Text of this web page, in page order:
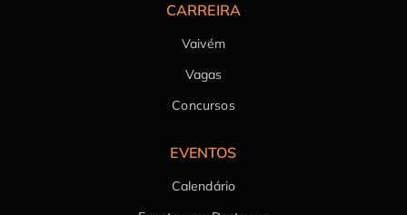
CARREIRA
Vaivém
Vagas
Concursos
EVENTOS
Calendário